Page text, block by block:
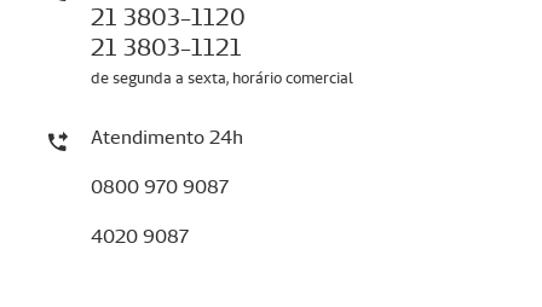
21 3803-1120
21 3803-1121
de segunda a sexta, horário comercial
Atendimento 24h
0800 970 9087
4020 9087